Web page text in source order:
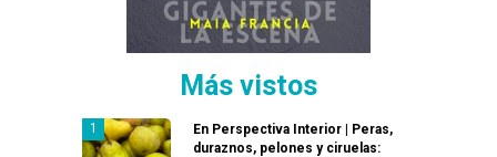
Más vistos
En Perspectiva Interior | Peras,
duraznos, pelones y ciruelas: